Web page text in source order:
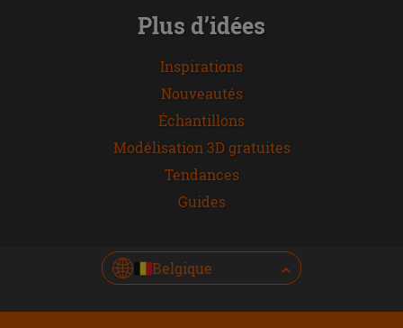
Plus d’idées
Inspirations
Nouveautés
Échantillons
Modélisation 3D gratuites
Tendances
Guides
Belgique